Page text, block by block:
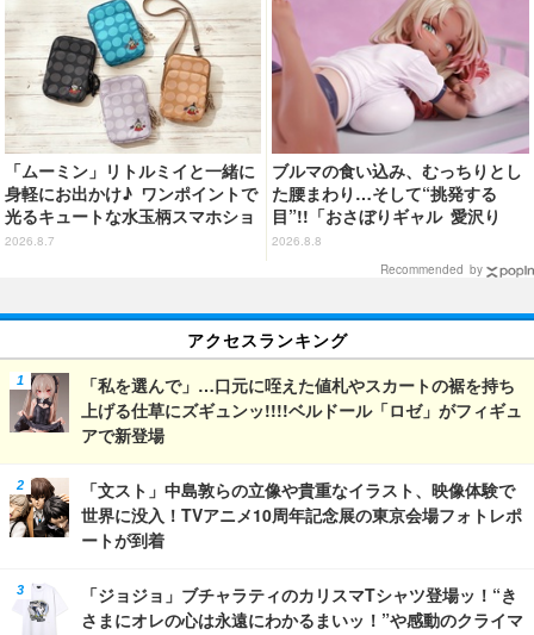
「ムーミン」リトルミイと一緒に
身軽にお出かけ♪ ワンポイントで
光るキュートな水玉柄スマホショ
ルダーが新登場！
2026.8.7
ブルマの食い込み、むっちりとし
た腰まわり…そして“挑発する
目”!!「おさぼりギャル 愛沢り
さ」フィギュアで新登場
2026.8.8
Recommended by
アクセスランキング
「私を選んで」…口元に咥えた値札やスカートの裾を持ち
上げる仕草にズギュンッ!!!!ベルドール「ロゼ」がフィギュ
アで新登場
「文スト」中島敦らの立像や貴重なイラスト、映像体験で
世界に没入！TVアニメ10周年記念展の東京会場フォトレポ
ートが到着
「ジョジョ」ブチャラティのカリスマTシャツ登場ッ！“き
さまにオレの心は永遠にわかるまいッ！”や感動のクライマ